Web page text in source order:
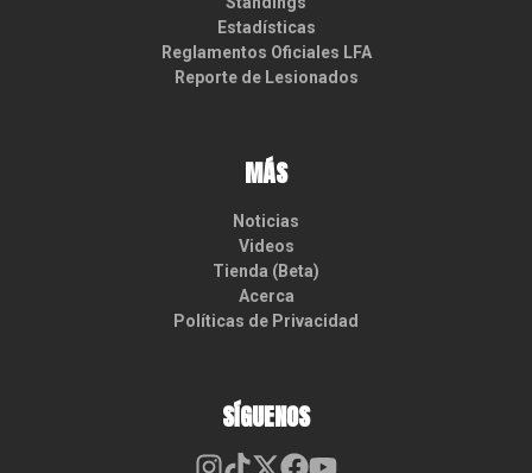
Estadísticas
Reglamentos Oficiales LFA
Reporte de Lesionados
MÁS
Noticias
Videos
Tienda (Beta)
Acerca
Políticas de Privacidad
SÍGUENOS